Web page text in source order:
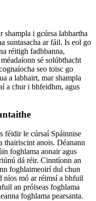
i gcúrsa labhartha
suntasacha ar fáil. Is eol go
réitigh fadhbanna,
sé solúbthacht
seo toisc go
a labhairt, mar shampla
a chur i bhfeidhm, agus
féidir le cúrsaí Spáinnise
thairiscint anois. Déanann
foghlama aonair agus
dá réir. Cinntíonn an
foghlaimeoirí dul chun
níos mó ar réimsí a bhfuil
an próiseas foghlama
foghlama pearsanta.